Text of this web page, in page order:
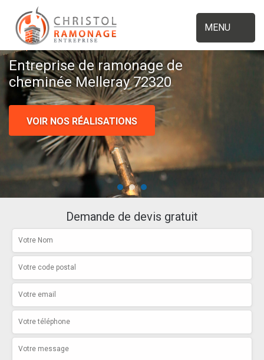
MENU
Entreprise de ramonage de
cheminée Melleray 72320
VOIR NOS RÉALISATIONS
Demande de devis gratuit